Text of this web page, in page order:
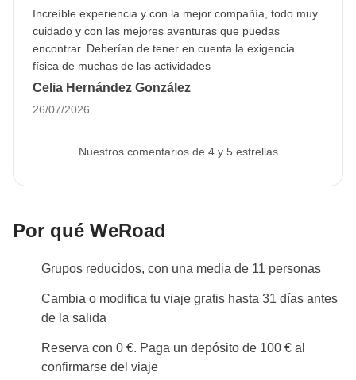
ocasiones, en función de la disponibilidad de billetes,
es posible que se comparta con personas ajenas al
mismo.
La opción "no-sharing room" no está disponible para
las noches en homestay, en el tren y en el barco.
todos los turnos.
imagen del pasaporte al menos 30 días antes de
menos 6 meses a partir del día de regreso a España.
Esto nos permite proceder a la reserva de todos los
servicios de viaje. Si no se proporciona o el
plaza en el viaje. La imagen se puede cargar en el
Increíble experiencia y con la mejor compañía, todo muy
cuidado y con las mejores aventuras que puedas
encontrar. Deberían de tener en cuenta la exigencia
física de muchas de las actividades
Celia Hernández González
26/07/2026
Nuestros comentarios de 4 y 5 estrellas
Por qué WeRoad
Grupos reducidos, con una media de 11 personas
Cambia o modifica tu viaje gratis hasta 31 días antes
de la salida
Reserva con 0 €. Paga un depósito de 100 € al
confirmarse del viaje